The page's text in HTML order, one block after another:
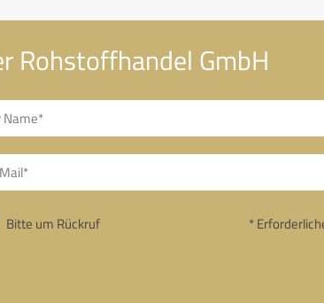
Rohstoffhandel GmbH
Bitte um Rückruf *